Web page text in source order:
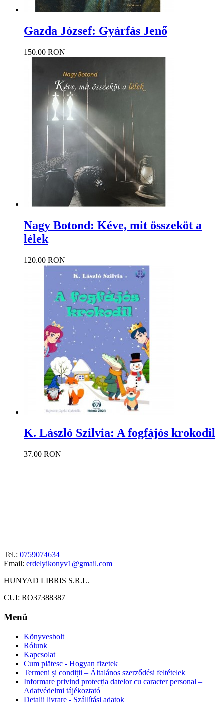
Gazda József: Gyárfás Jenő
150.00 RON
Nagy Botond: Kéve, mit összeköt a
lélek
120.00 RON
K. László Szilvia: A fogfájós krokodil
37.00 RON
Tel.: 0759074634
Email: erdelyikonyv1@gmail.com
HUNYAD LIBRIS S.R.L.
CUI: RO37388387
Menü
Könyvesbolt
Rólunk
Kapcsolat
Cum plătesc - Hogyan fizetek
Termeni și condiții – Általános szerződési feltételek
Informare privind protecția datelor cu caracter personal –
Adatvédelmi tájékoztató
Detalii livrare - Szállítási adatok